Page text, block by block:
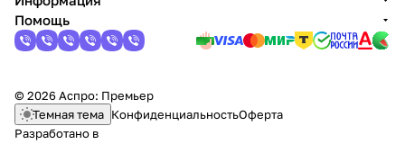
Помощь
© 2026 Аспро: Премьер
Темная тема КонфиденциальностьОферта
Разработано в